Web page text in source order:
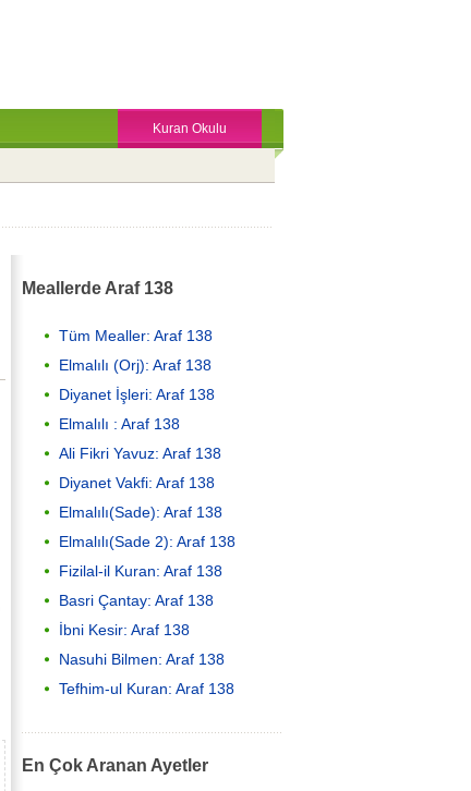
Kuran Okulu
Meallerde Araf 138
Tüm Mealler: Araf 138
Elmalılı (Orj): Araf 138
Diyanet İşleri: Araf 138
Elmalılı : Araf 138
Ali Fikri Yavuz: Araf 138
Diyanet Vakfi: Araf 138
Elmalılı(Sade): Araf 138
Elmalılı(Sade 2): Araf 138
Fizilal-il Kuran: Araf 138
Basri Çantay: Araf 138
İbni Kesir: Araf 138
Nasuhi Bilmen: Araf 138
Tefhim-ul Kuran: Araf 138
En Çok Aranan Ayetler